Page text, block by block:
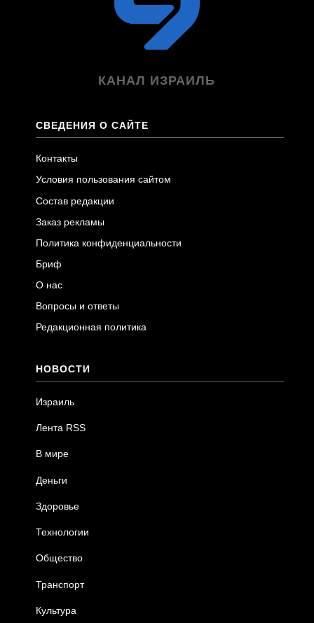
КАНАЛ ИЗРАИЛЬ
СВЕДЕНИЯ О САЙТЕ
Контакты
Условия пользования сайтом
Состав редакции
Заказ рекламы
Политика конфиденциальности
Бриф
О нас
Вопросы и ответы
Редакционная политика
НОВОСТИ
Израиль
Лента RSS
В мире
Деньги
Здоровье
Технологии
Общество
Транспорт
Культура